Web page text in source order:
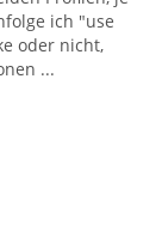
ich "use
oder nicht,
...